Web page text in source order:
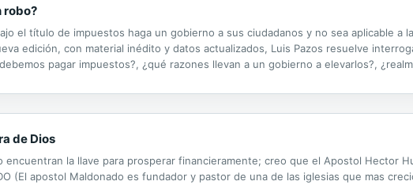
robo?
el título de impuestos haga un gobierno a sus ciudadanos y no sea aplicable a
edición, con material inédito y datos actualizados, Luis Pazos resuelve
pagar impuestos?, ¿qué razones llevan a un gobierno a elevarlos?,
de Dios
encuentran la llave para prosperar financieramente; creo que el Apostol Hector
(El apostol Maldonado es fundador y pastor de una de las iglesias que mas